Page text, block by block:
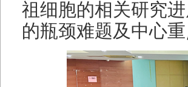
祖细胞的相关研究
的瓶颈难题及中心